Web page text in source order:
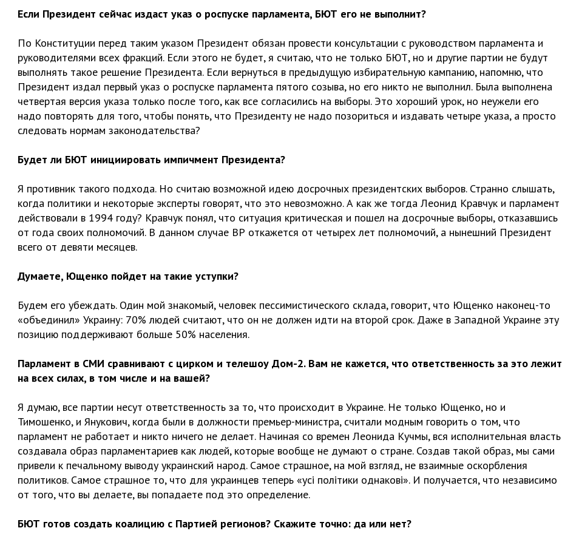
Если Президент сейчас издаст указ о роспуске парламента, БЮТ его не выполнит?
По Конституции перед таким указом Президент обязан провести консультации с руководством парламента и
руководителями всех фракций. Если этого не будет, я считаю, что не только БЮТ, но и другие партии не будут
выполнять такое решение Президента. Если вернуться в предыдущую избирательную кампанию, напомню, что
Президент издал первый указ о роспуске парламента пятого созыва, но его никто не выполнил. Была выполнена
четвертая версия указа только после того, как все согласились на выборы. Это хороший урок, но неужели его
надо повторять для того, чтобы понять, что Президенту не надо позориться и издавать четыре указа, а просто
следовать нормам законодательства?
Будет ли БЮТ инициировать импичмент Президента?
Я противник такого подхода. Но считаю возможной идею досрочных президентских выборов. Странно слышать,
когда политики и некоторые эксперты говорят, что это невозможно. А как же тогда Леонид Кравчук и парламент
действовали в 1994 году? Кравчук понял, что ситуация критическая и пошел на досрочные выборы, отказавшись
от года своих полномочий. В данном случае ВР откажется от четырех лет полномочий, а нынешний Президент
всего от девяти месяцев.
Думаете, Ющенко пойдет на такие уступки?
Будем его убеждать. Один мой знакомый, человек пессимистического склада, говорит, что Ющенко наконец-то
«объединил» Украину: 70% людей считают, что он не должен идти на второй срок. Даже в Западной Украине эту
позицию поддерживают больше 50% населения.
Парламент в СМИ сравнивают с цирком и телешоу Дом-2. Вам не кажется, что ответственность за это лежит
на всех силах, в том числе и на вашей?
Я думаю, все партии несут ответственность за то, что происходит в Украине. Не только Ющенко, но и
Тимошенко, и Янукович, когда были в должности премьер-министра, считали модным говорить о том, что
парламент не работает и никто ничего не делает. Начиная со времен Леонида Кучмы, вся исполнительная власть
создавала образ парламентариев как людей, которые вообще не думают о стране. Создав такой образ, мы сами
привели к печальному выводу украинский народ. Самое страшное, на мой взгляд, не взаимные оскорбления
политиков. Самое страшное то, что для украинцев теперь «усі політики однакові». И получается, что независимо
от того, что вы делаете, вы попадаете под это определение.
БЮТ готов создать коалицию с Партией регионов? Скажите точно: да или нет?